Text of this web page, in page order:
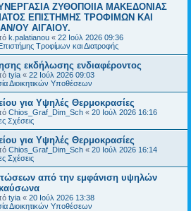
ΖΥΘΟΠΟΙΙΑ ΜΑΚΕΔΟΝΙΑΣ
ΕΠΙΣΤΗΜΗΣ ΤΡΟΦΙΜΩΝ ΚΑΙ
ΟΥ ΑΙΓΑΙΟΥ.
k.palatianou « 22 Ιούλ 2026 09:36
Τροφίμων και Διατροφής
εκδήλωσης ενδιαφέροντος
tyia « 22 Ιούλ 2026 09:03
Διοικητικών Υποθέσεων
για Υψηλές Θερμοκρασίες
Chios_Graf_Dim_Sch « 20 Ιούλ 2026 16:16
Σχέσεις
για Υψηλές Θερμοκρασίες
Chios_Graf_Dim_Sch « 20 Ιούλ 2026 16:14
Σχέσεις
από την εμφάνιση υψηλών
tyia « 20 Ιούλ 2026 13:38
Διοικητικών Υποθέσεων